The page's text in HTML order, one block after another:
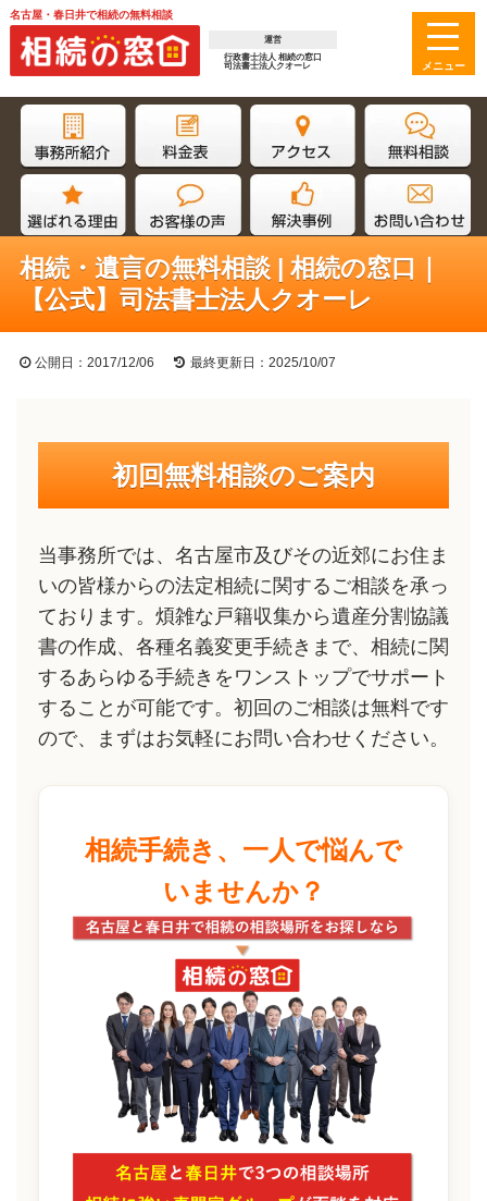
名古屋・春日井で相続の無料相談
運営
行政書士法人 相続の窓口
司法書士法人クオーレ
相続・遺言の無料相談 | 相続の窓口｜
【公式】司法書士法人クオーレ
公開日：2017/12/06 最終更新日：2025/10/07
初回無料相談のご案内
当事務所では、名古屋市及びその近郊にお住ま
いの皆様からの法定相続に関するご相談を承っ
ております。煩雑な戸籍収集から遺産分割協議
書の作成、各種名義変更手続きまで、相続に関
するあらゆる手続きをワンストップでサポート
することが可能です。初回のご相談は無料です
ので、まずはお気軽にお問い合わせください。
相続手続き、一人で悩んで
いませんか？